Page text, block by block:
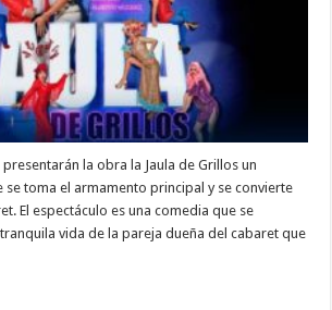
la obra la Jaula de Grillos un
se toma el armamento principal y se convierte
El espectáculo es una comedia que se
vida de la pareja dueña del cabaret que